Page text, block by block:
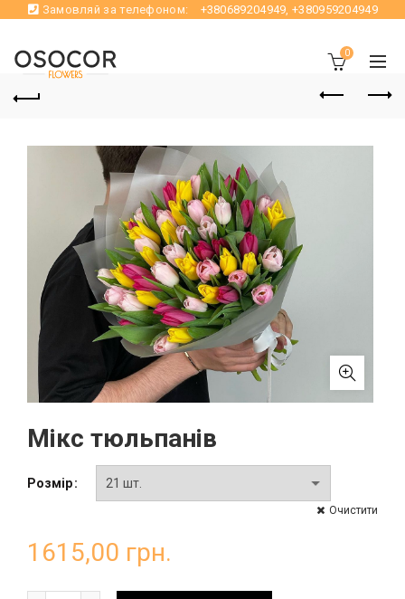
Замовляй за телефоном: +380689204949,+380959204949
0
Мікс тюльпанів
Розмір
Очистити
1615,00 грн.